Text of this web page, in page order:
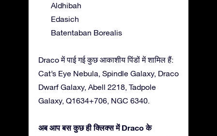
Aldhibah
Edasich
Batentaban Borealis
Draco में पाई गई कुछ आकाशीय पिंडों में शामिल हैं:
Cat’s Eye Nebula, Spindle Galaxy, Draco
Dwarf Galaxy, Abell 2218, Tadpole
Galaxy, Q1634+706, NGC 6340.
अब आप बस कुछ ही क्लिक्स में Draco के